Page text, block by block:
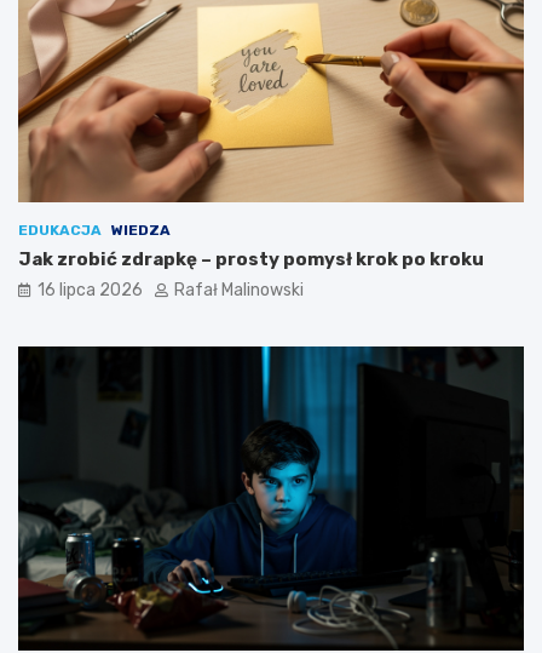
EDUKACJA WIEDZA
Jak zrobić zdrapkę – prosty pomysł krok po kroku
16 lipca 2026 Rafał Malinowski